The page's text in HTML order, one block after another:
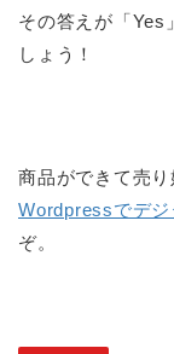
その答えが「Yes
しょう！
商品ができて売
Wordpressでデ
ぞ。